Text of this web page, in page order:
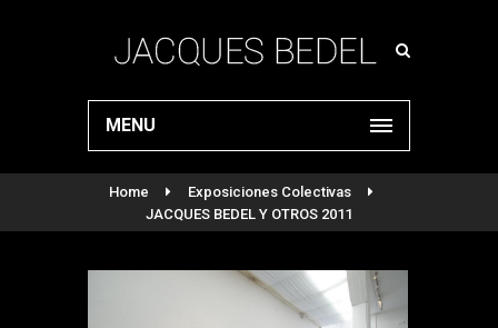
MENU
Home
Exposiciones Colectivas
JACQUES BEDEL Y OTROS 2011